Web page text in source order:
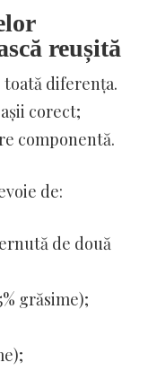
reușită
diferența.
corect;
componentă.
de:
de două
grăsime);